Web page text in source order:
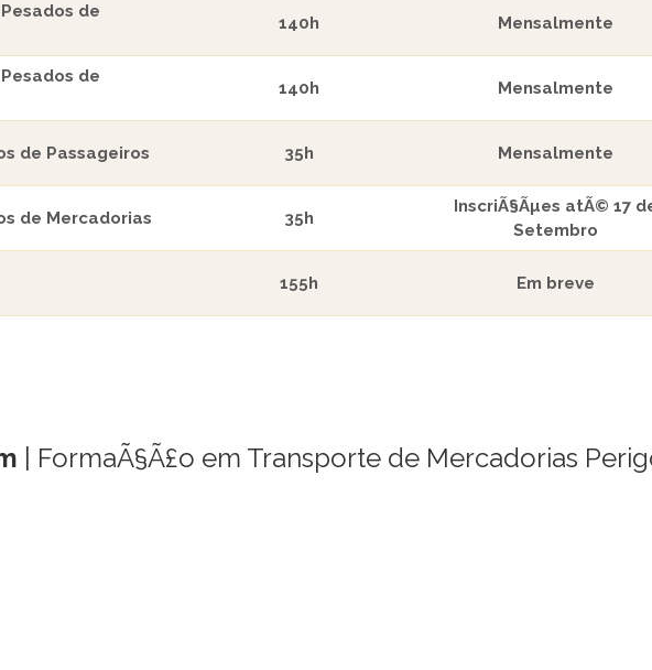
de
140h Mensalmente
de
140h Mensalmente
de Passageiros 35h Mensalmente
de Mercadorias 35h
InscriÃ§Ãµes atÃ© 17
Setembro
155h Em breve
| FormaÃ§Ã£o em Transporte de Mercadorias